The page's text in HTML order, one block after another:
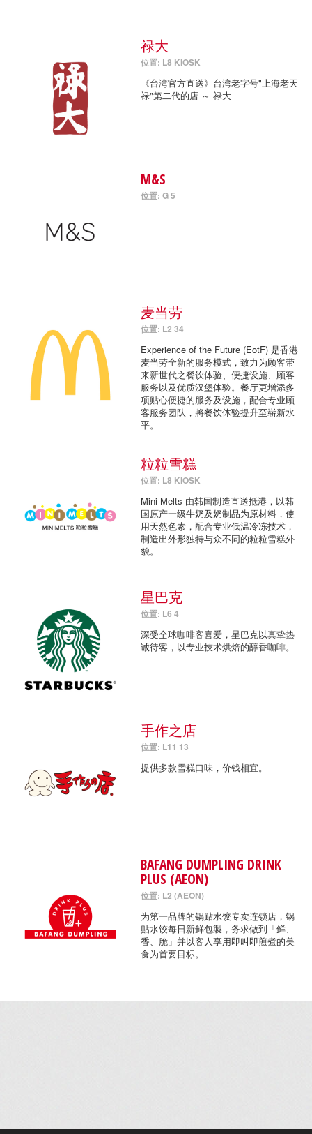
禄大
位置: L8 KIOSK
《台湾官方直送》台湾老字号"上海老天
禄"第二代的店 ～ 禄大
M&S
位置: G 5
麦当劳
位置: L2 34
Experience of the Future (EotF) 是香港
麦当劳全新的服务模式，致力为顾客带
来新世代之餐饮体验、便捷设施、顾客
服务以及优质汉堡体验。餐厅更增添多
项贴心便捷的服务及设施，配合专业顾
客服务团队，將餐饮体验提升至崭新水
平。
粒粒雪糕
位置: L8 KIOSK
Mini Melts 由韩国制造直送抵港，以韩
国原产一级牛奶及奶制品为原材料，使
用天然色素，配合专业低温冷冻技术，
制造出外形独特与众不同的粒粒雪糕外
貌。
星巴克
位置: L6 4
深受全球咖啡客喜爱，星巴克以真挚热
诚待客，以专业技术烘焙的醇香咖啡。
手作之店
位置: L11 13
提供多款雪糕口味，价钱相宜。
BAFANG DUMPLING DRINK
PLUS (AEON)
位置: L2 (AEON)
为第一品牌的锅贴水饺专卖连锁店，锅
贴水饺每日新鲜包製，务求做到「鲜、
香、脆」并以客人享用即叫即煎煮的美
食为首要目标。